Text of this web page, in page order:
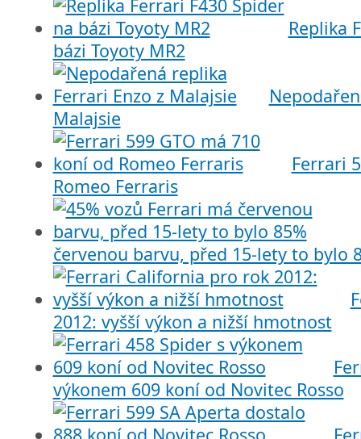
Replika
bázi Toyoty MR2
Malajsie
Ferrari
Romeo Ferraris
červenou barvu, před 15-lety to bylo
2012: vyšší výkon a nižší hmotnost
výkonem 609 koní od Novitec Rosso